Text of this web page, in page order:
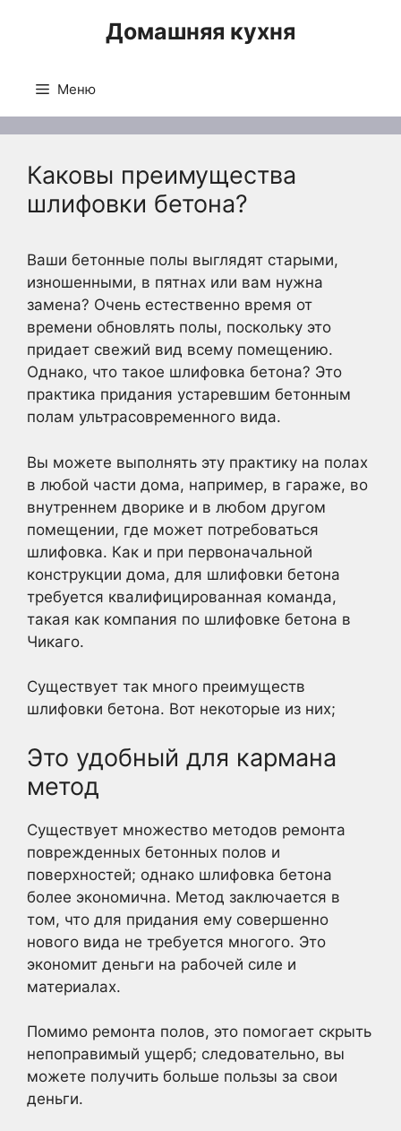
Домашняя кухня
Меню
Каковы преимущества
шлифовки бетона?
Ваши бетонные полы выглядят старыми,
изношенными, в пятнах или вам нужна
замена? Очень естественно время от
времени обновлять полы, поскольку это
придает свежий вид всему помещению.
Однако, что такое шлифовка бетона? Это
практика придания устаревшим бетонным
полам ультрасовременного вида.
Вы можете выполнять эту практику на полах
в любой части дома, например, в гараже, во
внутреннем дворике и в любом другом
помещении, где может потребоваться
шлифовка. Как и при первоначальной
конструкции дома, для шлифовки бетона
требуется квалифицированная команда,
такая как компания по шлифовке бетона в
Чикаго.
Существует так много преимуществ
шлифовки бетона. Вот некоторые из них;
Это удобный для кармана
метод
Существует множество методов ремонта
поврежденных бетонных полов и
поверхностей; однако шлифовка бетона
более экономична. Метод заключается в
том, что для придания ему совершенно
нового вида не требуется многого. Это
экономит деньги на рабочей силе и
материалах.
Помимо ремонта полов, это помогает скрыть
непоправимый ущерб; следовательно, вы
можете получить больше пользы за свои
деньги.